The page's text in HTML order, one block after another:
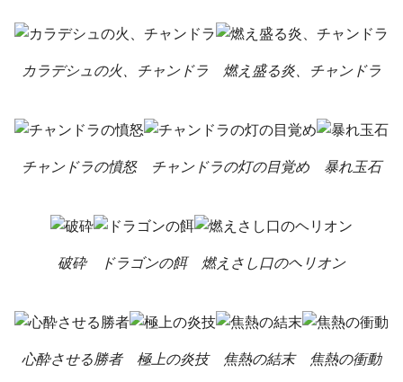
カラデシュの火、チャンドラ 燃え盛る炎、チャンドラ
チャンドラの憤怒 チャンドラの灯の目覚め 暴れ玉石
破砕 ドラゴンの餌 燃えさし口のヘリオン
心酔させる勝者 極上の炎技 焦熱の結末 焦熱の衝動